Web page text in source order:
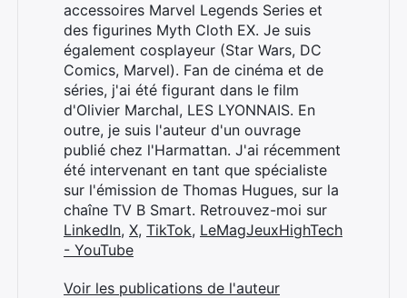
accessoires Marvel Legends Series et
des figurines Myth Cloth EX. Je suis
également cosplayeur (Star Wars, DC
Comics, Marvel). Fan de cinéma et de
séries, j'ai été figurant dans le film
d'Olivier Marchal, LES LYONNAIS. En
outre, je suis l'auteur d'un ouvrage
publié chez l'Harmattan. J'ai récemment
été intervenant en tant que spécialiste
sur l'émission de Thomas Hugues, sur la
chaîne TV B Smart. Retrouvez-moi sur
LinkedIn, X, TikTok, LeMagJeuxHighTech
- YouTube
Voir les publications de l'auteur
Rechercher
: